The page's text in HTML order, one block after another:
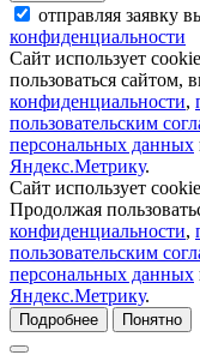
отправляя заявку
конфиденциальности
Сайт использует
пользоваться сайтом,
конфиденциальности,
пользовательским
персональных данных
Яндекс.Метрику.
Сайт использует
Продолжая
конфиденциальности,
пользовательским
персональных данных
Яндекс.Метрику.
Подробнее Понятно